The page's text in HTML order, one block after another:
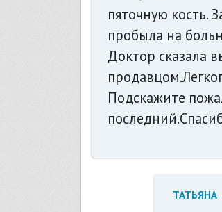
пяточную кость.
пробыла на
Доктор сказала
Подскажите
ТАТЬЯНА